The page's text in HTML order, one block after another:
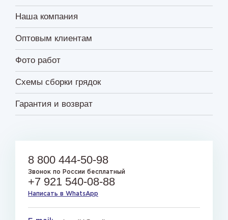
Наша компания
Оптовым клиентам
Фото работ
Схемы сборки грядок
Гарантия и возврат
8 800 444-50-98
Звонок по России бесплатный
+7 921 540-08-88
Написать в WhatsApp